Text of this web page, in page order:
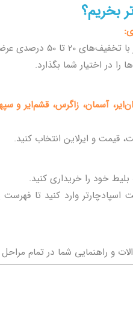
بخریم؟
عرضه می‌شوند.
را در اختیار شما بگذارد.
آسمان، زاگرس، قشم‌ایر و
قیمت و ایرلاین انتخاب کنید.
وارد کنید تا
و راهنمایی شما در تمام